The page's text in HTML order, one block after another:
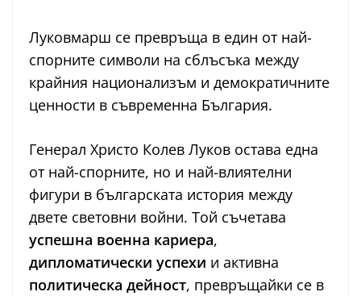
Луковмарш се превръща в един от най-
спорните символи на сблъсъка между
крайния национализъм и демократичните
ценности в съвременна България.
Генерал Христо Колев Луков остава една
от най-спорните, но и най-влиятелни
фигури в българската история между
двете световни войни. Той съчетава
успешна военна кариера,
дипломатически успехи и активна
политическа дейност, превръщайки се в